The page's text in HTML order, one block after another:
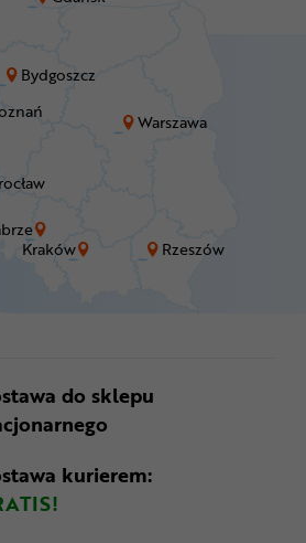
Bydgoszcz
Kraków Rzeszów
Warszawa
do sklepu
kurierem: